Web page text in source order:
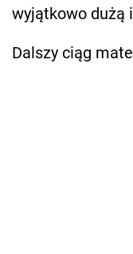
wyjątkowo dużą
Dalszy ciąg